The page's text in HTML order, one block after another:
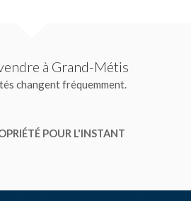
à Grand-Métis
changent fréquemment.
POUR L'INSTANT